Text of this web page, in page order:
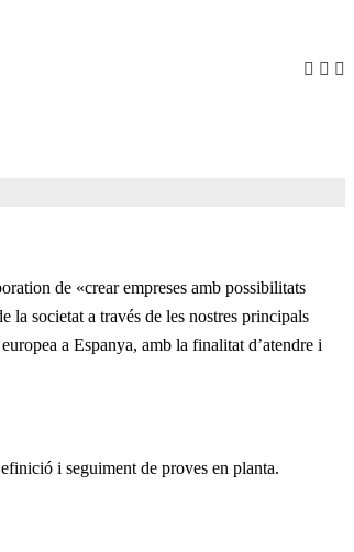
de «crear empreses amb possibilitats
la societat a través de les nostres principals
a Espanya, amb la finalitat d’atendre i
i seguiment de proves en planta.